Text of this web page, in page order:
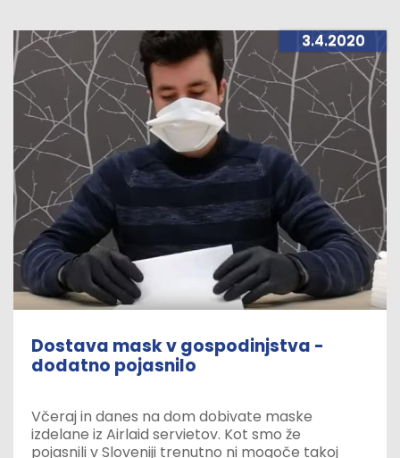
3.4.2020
Dostava mask v gospodinjstva -
dodatno pojasnilo
Včeraj in danes na dom dobivate maske
izdelane iz Airlaid servietov. Kot smo že
pojasnili v Sloveniji trenutno ni mogoče takoj